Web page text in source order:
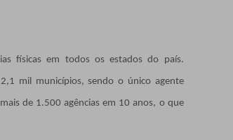
físicas em todos os estados do país.
mil municípios, sendo o único agente
de 1.500 agências em 10 anos, o que